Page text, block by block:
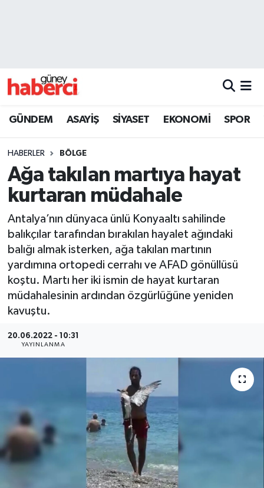
GÜNDEM ASAYİŞ SİYASET EKONOMİ SPOR
HABERLER BÖLGE
Ağa takılan martıya hayat
kurtaran müdahale
Antalya’nın dünyaca ünlü Konyaaltı sahilinde
balıkçılar tarafından bırakılan hayalet ağındaki
balığı almak isterken, ağa takılan martının
yardımına ortopedi cerrahı ve AFAD gönüllüsü
koştu. Martı her iki ismin de hayat kurtaran
müdahalesinin ardından özgürlüğüne yeniden
kavuştu.
20.06.2022 - 10:31
YAYINLANMA
Beyoğlu Trafik Yoğunluk Haritası
Son Dakika Haberleri
Haber Arşivi